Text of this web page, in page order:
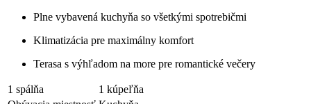
Plne vybavená kuchyňa so všetkými spotrebičmi
Klimatizácia pre maximálny komfort
Terasa s výhľadom na more pre romantické večery
1 spálňa
1 kúpeľňa